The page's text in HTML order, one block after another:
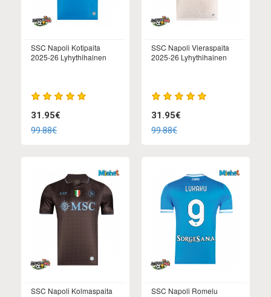
SSC Napoli Kotipaita
2025-26 Lyhythihainen
31.95€
99.88€
SSC Napoli Vieraspaita
2025-26 Lyhythihainen
31.95€
99.88€
SSC Napoli Kolmaspaita
SSC Napoli Romelu